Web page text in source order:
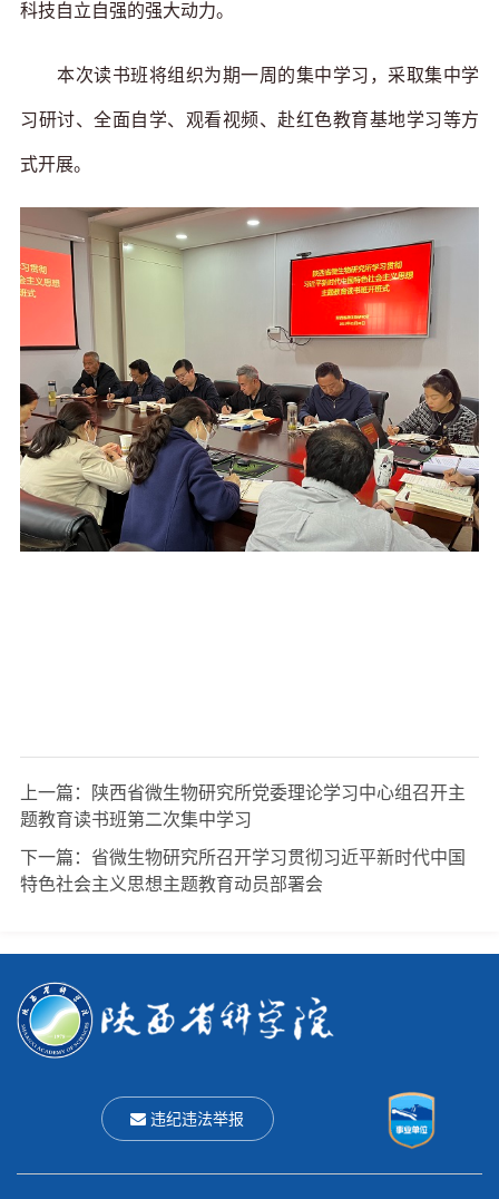
科技自立自强的强大动力。
本次读书班将组织为期一周的集中学习，采取集中学
习研讨、全面自学、观看视频、赴红色教育基地学习等方
式开展。
上一篇：
陕西省微生物研究所党委理论学习中心组召开主
题教育读书班第二次集中学习
下一篇： 省微生物研究所召开学习贯彻习近平新时代中国
特色社会主义思想主题教育动员部署会
违纪违法举报